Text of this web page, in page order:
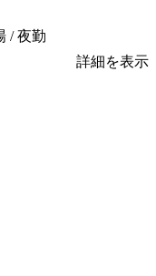
/ 夜勤
詳細を表示